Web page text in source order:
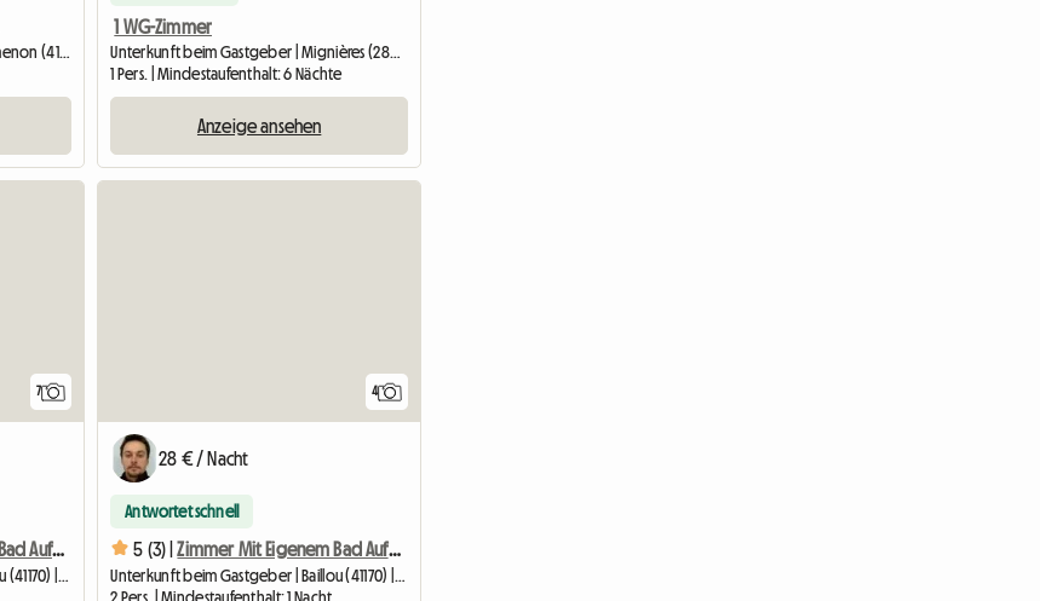
Unterkunft beim Gastgeber | Cormenon (41170)
1 WG-Zimmer
Unterkunft beim Gastgeber | Mignières (28630) | 80 M2
1 Pers. | Mindestaufenthalt: 6 Nächte
Anzeige ansehen
7
Zimmer Mit Eigenem Bad Auf Dem Land (Kopie)
Unterkunft beim Gastgeber | Baillou (41170) | 30 M2
4
28 € / Nacht
Antwortet schnell
5 (3) | Zimmer Mit Eigenem Bad Auf Dem Land
Unterkunft beim Gastgeber | Baillou (41170) | 30 M2
2 Pers. | Mindestaufenthalt: 1 Nacht